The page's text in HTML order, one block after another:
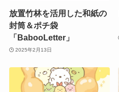
放置竹林を活用した和紙の
封筒＆ポチ袋
「BabooLetter」
2025年2月13日